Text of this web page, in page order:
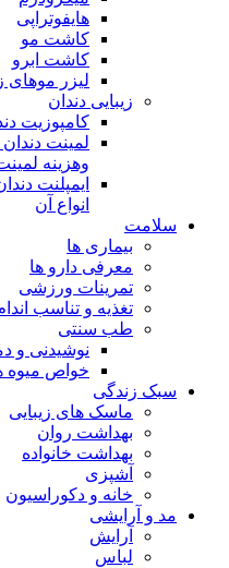
هایفوتراپی
کاشت مو
کاشت ابرو
لیزر موهای
زیبایی دندان
کامپوزیت
لمینت دندان
وهزینه
ایمپلنت
انواع آن
سلامت
بیماری ها
معرفی دارو ها
تمرینات ورزشی
تغذیه و تناسب
طب سنتی
نوشیدنی و
خواص میوه
سبک زندگی
ماسک های زیبایی
بهداشت روان
بهداشت خانواده
آشپزی
خانه و دکوراسیون
مد و آرایشی
آرایش
لباس